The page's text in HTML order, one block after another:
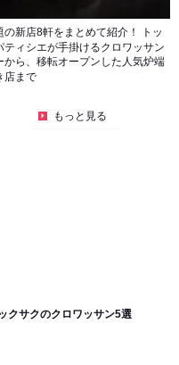
の新店8軒をまとめて紹介！ トッ
ティシエが手掛けるクロワッサン
から、移転オープンした人気炉端
店まで
もっと見る
クサクのクロワッサン5選